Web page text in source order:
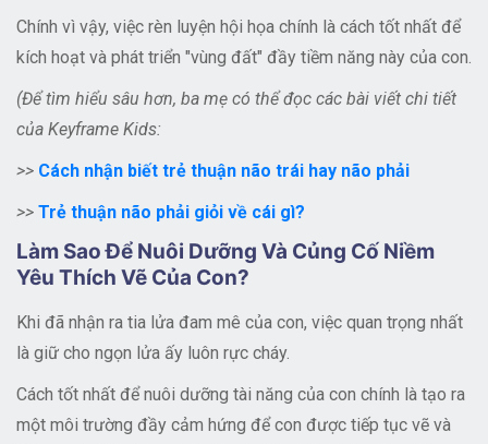
Chính vì vậy, việc rèn luyện hội họa chính là cách tốt nhất để
kích hoạt và phát triển "vùng đất" đầy tiềm năng này của con.
(Để tìm hiểu sâu hơn, ba mẹ có thể đọc các bài viết chi tiết
của Keyframe Kids:
>> Cách nhận biết trẻ thuận não trái hay não phải
>> Trẻ thuận não phải giỏi về cái gì?
Làm Sao Để Nuôi Dưỡng Và Củng Cố Niềm
Yêu Thích Vẽ Của Con?
Khi đã nhận ra tia lửa đam mê của con, việc quan trọng nhất
là giữ cho ngọn lửa ấy luôn rực cháy.
Cách tốt nhất để nuôi dưỡng tài năng của con chính là tạo ra
một môi trường đầy cảm hứng để con được tiếp tục vẽ và